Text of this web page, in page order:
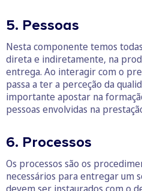
5. Pessoas
Nesta componente temos
direta e indiretamente, na
entrega. Ao interagir com o
passa a ter a perceção da
importante apostar na
pessoas envolvidas na
6. Processos
Os processos são os
necessários para entregar um